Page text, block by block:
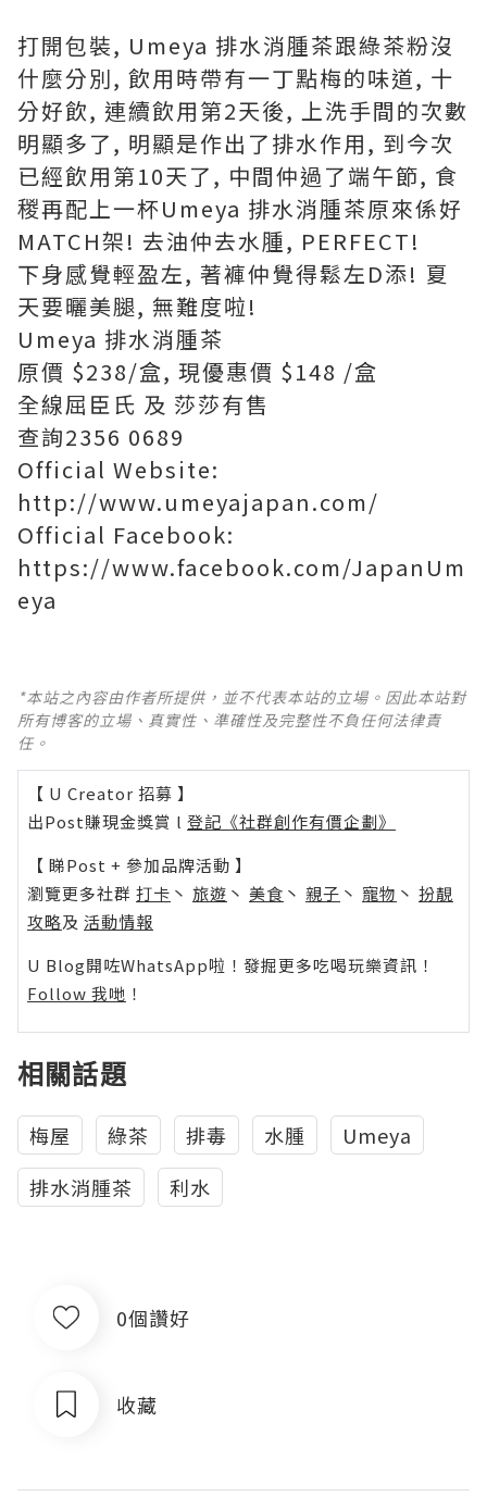
打開包裝, Umeya 排水消腫茶跟綠茶粉沒
什麼分別, 飲用時帶有一丁點梅的味道, 十
分好飲, 連續飲用第2天後, 上洗手間的次數
明顯多了, 明顯是作出了排水作用, 到今次
已經飲用第10天了, 中間仲過了端午節, 食
稯再配上一杯Umeya 排水消腫茶原來係好
MATCH架! 去油仲去水腫, PERFECT!
下身感覺輕盈左, 著褲仲覺得鬆左D添! 夏
天要曬美腿, 無難度啦!
Umeya 排水消腫茶
原價 $238/盒, 現優惠價 $148 /盒
全線屈臣氏 及 莎莎有售
查詢2356 0689
Official Website:
http://www.umeyajapan.com/
Official Facebook:
https://www.facebook.com/JapanUm
eya
*本站之內容由作者所提供，並不代表本站的立場。因此本站對
所有博客的立場、真實性、準確性及完整性不負任何法律責
任。
【 U Creator 招募 】
出Post賺現金獎賞 l 登記《社群創作有價企劃》
【 睇Post + 參加品牌活動 】
瀏覽更多社群 打卡 丶 旅遊 丶 美食 丶 親子 丶 寵物 丶 扮靚
攻略及 活動情報
U Blog開咗WhatsApp啦！發掘更多吃喝玩樂資訊！
Follow 我哋 ！
相關話題
梅屋 綠茶 排毒 水腫
Umeya
排水消腫茶
利水
0個讚好
收藏